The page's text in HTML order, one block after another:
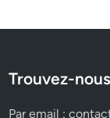
Trouvez-nous
Par email :